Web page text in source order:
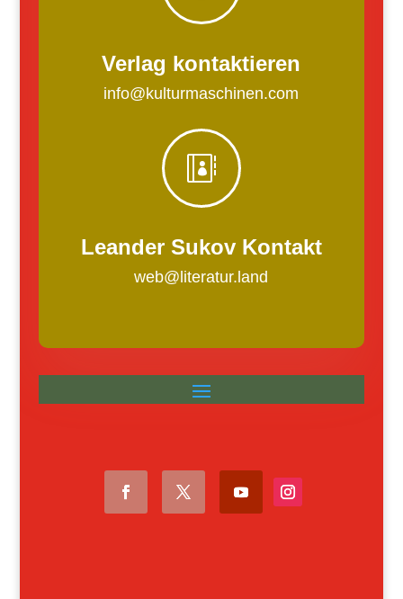
Verlag kontaktieren
info@kulturmaschinen.com

Leander Sukov Kontakt
web@literatur.land